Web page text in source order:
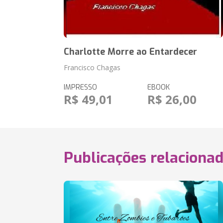
Charlotte Morre ao Entardecer
Francisco Chagas
IMPRESSO
R$ 49,01
EBOOK
R$ 26,00
Publicações